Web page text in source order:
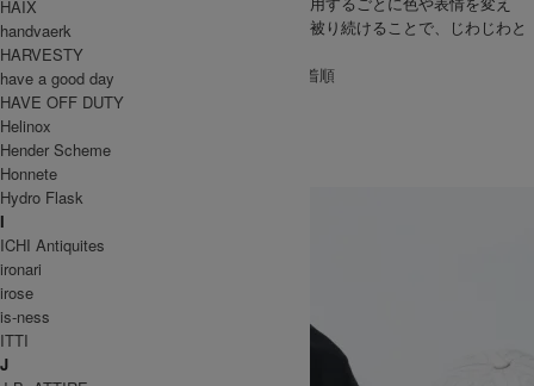
る、独特の経年変化。派手さはありませんが被り続けることで、じわじわと
感じるDECHOの魅力をぜひお楽しみ下さい。
[ 並び順を変更 ] -
新着順
全 [32] 商品中 [1-30] を表示
1 2 次のページへ
DECHO
デコー
HAIX
handvaerk
HARVESTY
have a good day
HAVE OFF DUTY
Helinox
Hender Scheme
Honnete
Hydro Flask
I
ICHI Antiquites
ironari
irose
is-ness
ITTI
J